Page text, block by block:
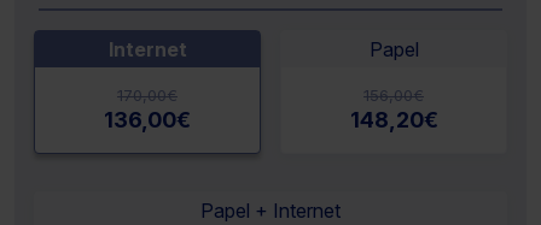
Internet
170,00€
136,00€
Papel
156,00€
148,20€
Papel + Internet